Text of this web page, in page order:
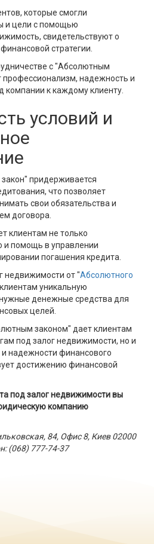
которые смогли
и цели с помощью
свидетельствуют о
стратегии.
с "Абсолютным
надежность и
к каждому клиенту.
условий и
придерживается
что позволяет
свои обязательства и
договора.
клиентам не только
и помощь в управлении
погашения кредита.
недвижимости от "Абсолютного
уникальную
денежные средства для
целей.
законом" дает клиентам
под залог недвижимости, но и
и надежности финансового
достижению финансовой
под залог недвижимости вы
компанию
84, Офис 8, Киев 02000
(068) 777-74-37